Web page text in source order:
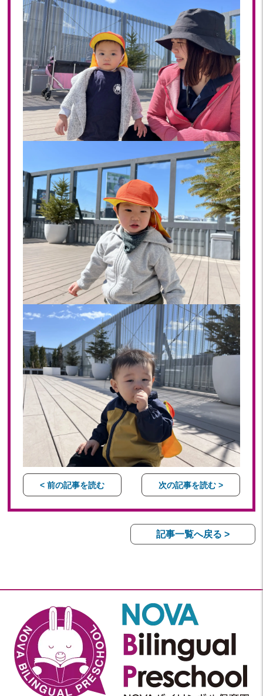
< 前の記事を読む 次の記事を読む >
記事一覧へ戻る >